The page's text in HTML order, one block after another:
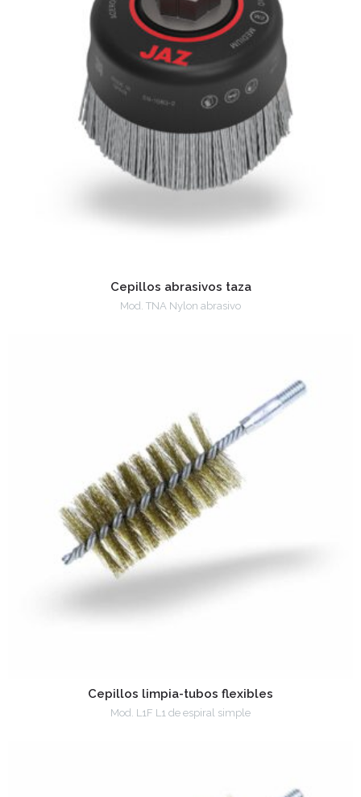
Cepillos abrasivos taza
Mod. TNA Nylon abrasivo
Cepillos limpia-tubos flexibles
Mod. L1F L1 de espiral simple